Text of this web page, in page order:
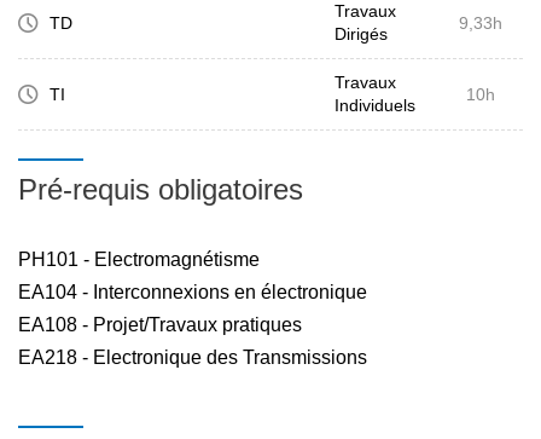
TD
Travaux
Dirigés
9,33h
TI
Travaux
Individuels
10h
Pré-requis obligatoires
PH101 - Electromagnétisme
EA104 - Interconnexions en électronique
EA108 - Projet/Travaux pratiques
EA218 - Electronique des Transmissions